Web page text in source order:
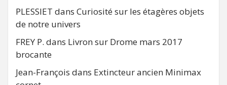
PLESSIET dans Curiosité sur les étagères objets
de notre univers
FREY P. dans Livron sur Drome mars 2017
brocante
Jean-François dans Extincteur ancien Minimax